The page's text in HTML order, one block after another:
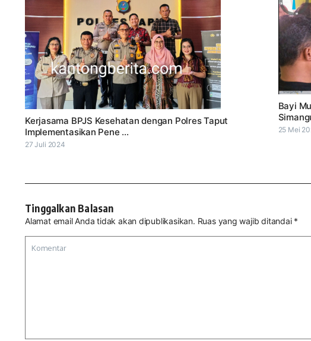
Kerjasama BPJS Kesehatan dengan Polres Taput
Implementasikan Pene ...
27 Juli 2024
Bayi
25 Mei
Tinggalkan Balasan
Alamat email Anda tidak akan dipublikasikan. Ruas yang wajib ditandai *